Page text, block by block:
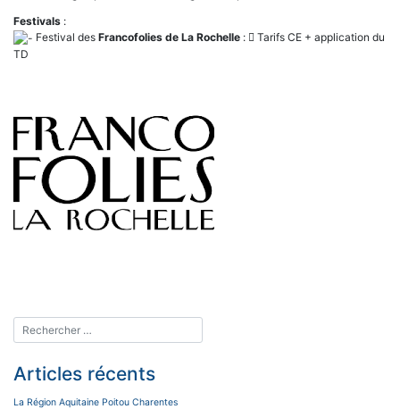
Festivals :
Festival des Francofolies de La Rochelle :  Tarifs CE + application du
TD
Articles récents
La Région Aquitaine Poitou Charentes